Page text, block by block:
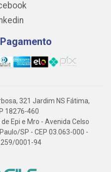
321 Jardim NS Fátima,
18276-460
Epi e Mro - Avenida Celso
SP - CEP 03.063-000 -
0001-94